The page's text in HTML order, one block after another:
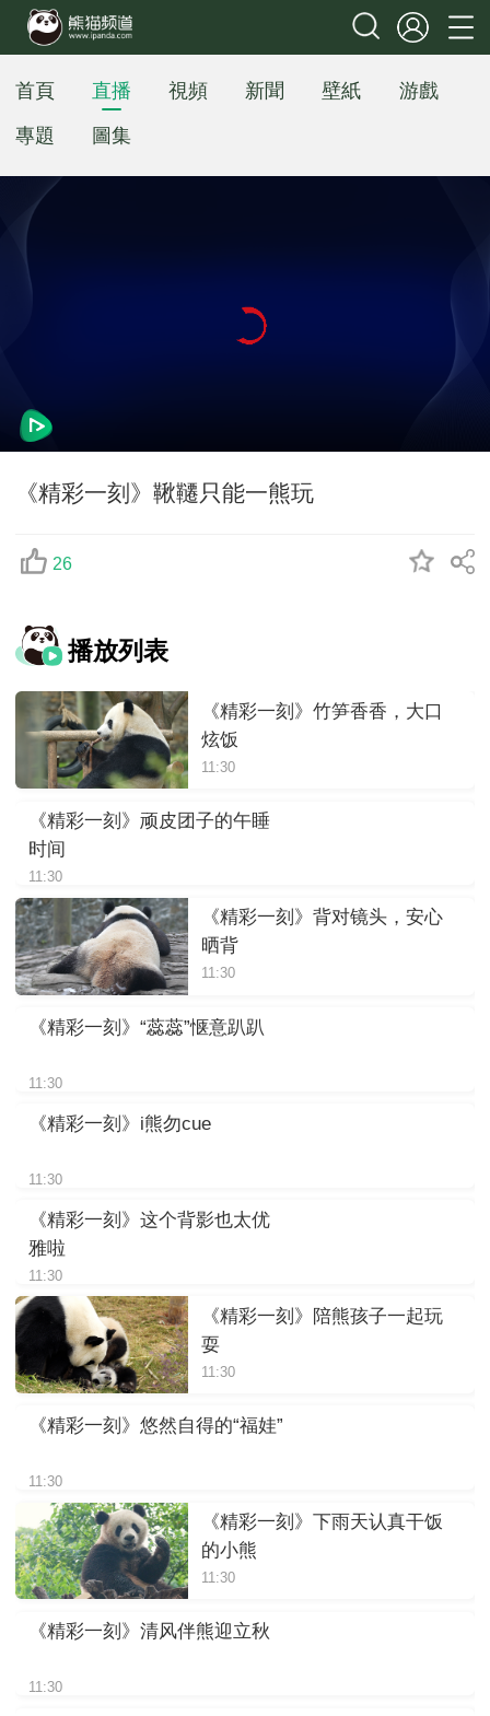
首頁 直播 視頻 新聞 壁紙
游戲
專題
圖集
《精彩一刻》鞦韆只能一熊玩
26
播放列表
《精彩一刻》竹笋香香，大口
炫饭
11:30
《精彩一刻》顽皮团子的午睡
时间
11:30
《精彩一刻》背对镜头，安心
晒背
11:30
《精彩一刻》“蕊蕊”惬意趴趴
11:30
《精彩一刻》i熊勿cue
11:30
《精彩一刻》这个背影也太优
雅啦
11:30
《精彩一刻》陪熊孩子一起玩
耍
11:30
《精彩一刻》悠然自得的“福娃”
11:30
《精彩一刻》下雨天认真干饭
的小熊
11:30
《精彩一刻》清风伴熊迎立秋
11:30